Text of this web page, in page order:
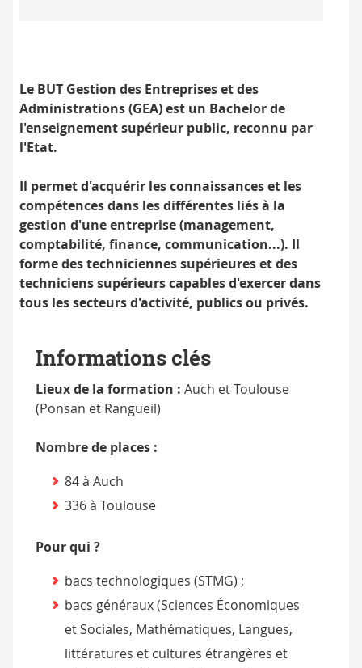
l'État
Le BUT Gestion des Entreprises et des
Administrations (GEA) est un Bachelor de
l'enseignement supérieur public, reconnu par
l'Etat.
Il permet d'acquérir les connaissances et les
compétences dans les différentes liés à la
gestion d'une entreprise (management,
comptabilité, finance, communication...). Il
forme des techniciennes supérieures et des
techniciens supérieurs capables d'exercer dans
tous les secteurs d'activité, publics ou privés.
Informations clés
Lieux de la formation : Auch et Toulouse
(Ponsan et Rangueil)
Nombre de places :
84 à Auch
336 à Toulouse
Pour qui ?
bacs technologiques (STMG) ;
bacs généraux (Sciences Économiques
et Sociales, Mathématiques, Langues,
littératures et cultures étrangères et